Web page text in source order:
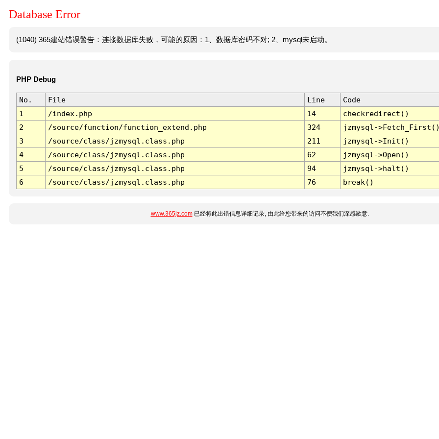
Database Error
(1040) 365建站错误警告：连接数据库失败，可能的原因：1、数据库密码不对; 2、mysql未启动。
PHP Debug
No. File Line
Code
1
/index.php 14
checkredirect()
2
/source/function/function_extend.php 324
jzmysql-
3
/source/class/jzmysql.class.php 211
jzmysql->Init()
4
/source/class/jzmysql.class.php 62
jzmysql->Open()
5
/source/class/jzmysql.class.php 94
jzmysql->halt()
6
/source/class/jzmysql.class.php 76 break()
www.365jz.com已经将此出错信息详细记录, 由此给您带来的访问不便我们深感歉意.